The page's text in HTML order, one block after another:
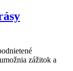
zážitok a